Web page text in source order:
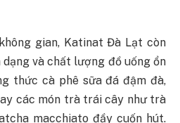
gian, Katinat Đà Lạt còn
dạng và chất lượng đồ uống ổn
thức cà phê sữa đá đậm đà,
các món trà trái cây như trà
macchiato đầy cuốn hút.